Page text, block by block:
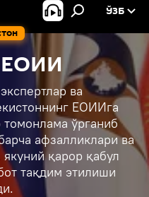
ЎЗБ
ЕОИИ
ва
ЕОИИга
ўрганиб
афзалликлари ва
қарор қабул
тақдим этилиши